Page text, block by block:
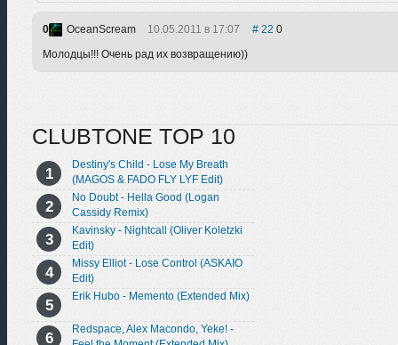
0 OceanScream 10.05.2011 в 17:07 22 0
Молодцы!!! Очень рад их возвращению))
CLUBTONE TOP 10
Destiny's Child - Lose My Breath
(MAGOS & FADO FLY LYF Edit)
No Doubt - Hella Good (Logan
Cassidy Remix)
Kavinsky - Nightcall (Oliver Koletzki
Edit)
Missy Elliot - Lose Control (ASKAIO
Edit)
Erik Hubo - Memento (Extended Mix)
Redspace, Alex Macondo, Yeke! -